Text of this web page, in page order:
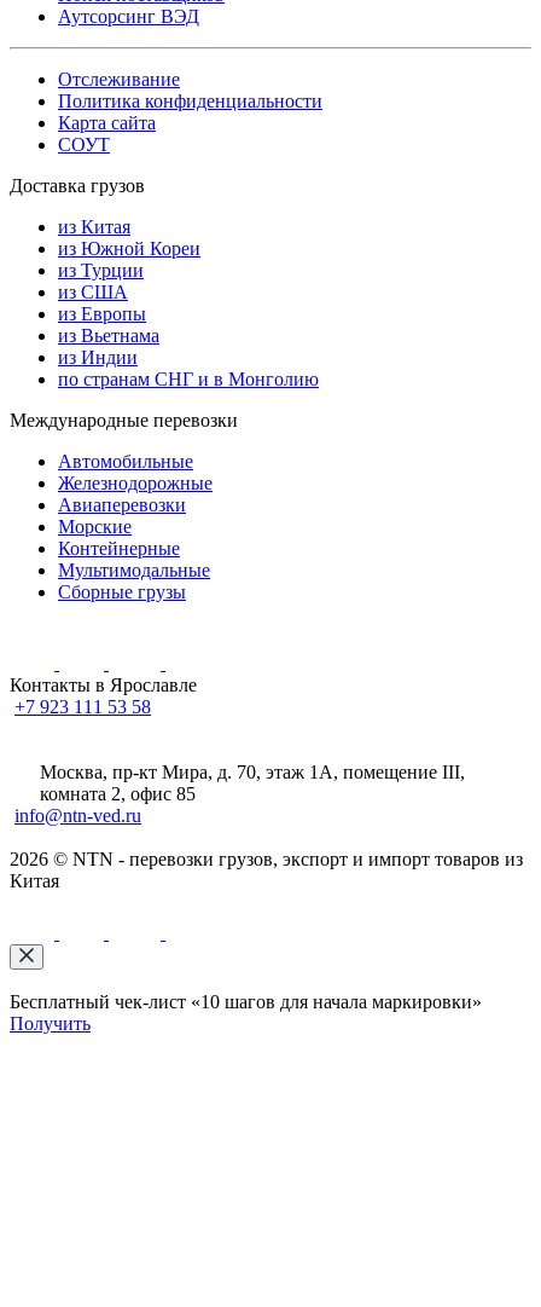
Аутсорсинг ВЭД
Отслеживание
Политика конфиденциальности
Карта сайта
СОУТ
Доставка грузов
из Китая
из Южной Кореи
из Турции
из США
из Европы
из Вьетнама
из Индии
по странам СНГ и в Монголию
Международные перевозки
Автомобильные
Железнодорожные
Авиаперевозки
Морские
Контейнерные
Мультимодальные
Сборные грузы
Контакты в Ярославле
+7 923 111 53 58
Москва, пр-кт Мира, д. 70, этаж 1А, помещение III,
комната 2, офис 85
info@ntn-ved.ru
2026 © NTN - перевозки грузов, экспорт и импорт товаров из
Китая
Бесплатный чек-лист «10 шагов для начала маркировки»
Получить